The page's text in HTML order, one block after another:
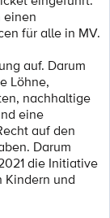
einen
für alle in MV.
auf. Darum
Löhne,
nachhaltige
eine
auf den
Darum
die Initiative
Kindern und